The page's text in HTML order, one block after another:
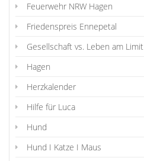
Feuerwehr NRW Hagen
Friedenspreis Ennepetal
Gesellschaft vs. Leben am Limit
Hagen
Herzkalender
Hilfe für Luca
Hund
Hund I Katze I Maus